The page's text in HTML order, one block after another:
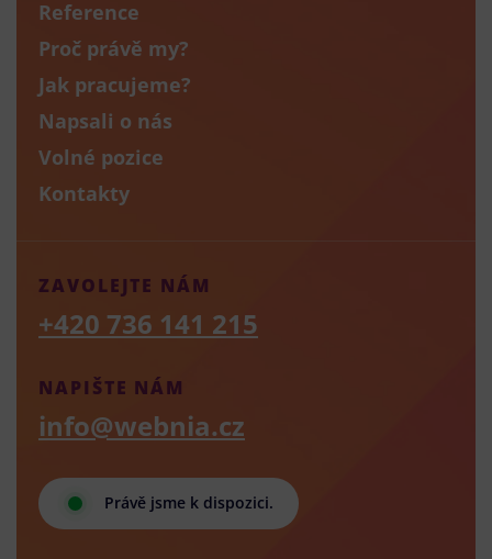
Reference
Proč právě my?
Jak pracujeme?
Napsali o nás
Volné pozice
Kontakty
Právě jsme k dispozici.
NAPIŠTE NÁM
info@webnia.cz
ZAVOLEJTE NÁM
+420 736 141 215